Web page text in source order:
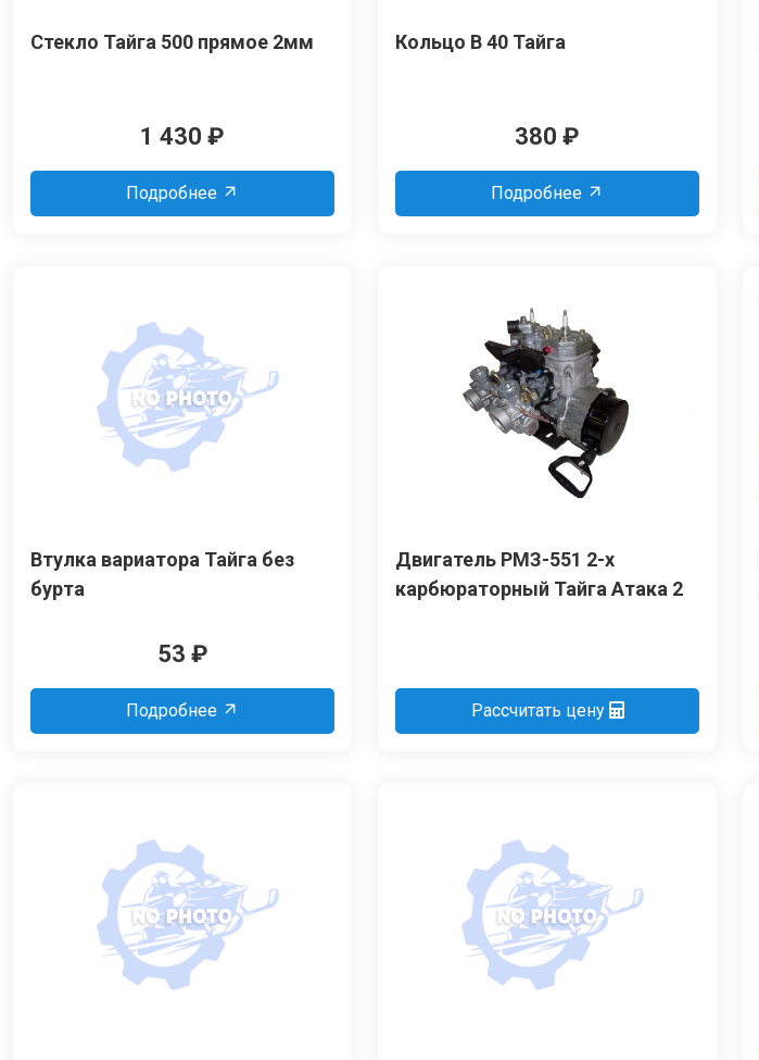
Стекло Тайга 500 прямое 2мм
1 430 ₽
Подробнее
Кольцо B 40 Тайга
380 ₽
Подробнее
Втулка вариатора Тайга без
бурта
53 ₽
Подробнее
Двигатель РМЗ-551 2-х
карбюраторный Тайга Атака 2
Рассчитать цену